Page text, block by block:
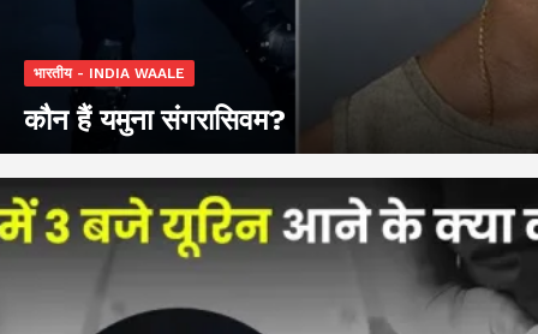
भारतीय - INDIA WAALE
कौन हैं यमुना संगरासिवम?